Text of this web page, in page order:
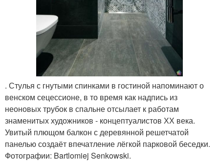
. Стулья с гнутыми спинками в гостиной напоминают о
венском сецессионе, в то время как надпись из
неоновых трубок в спальне отсылает к работам
знаменитых художников - концептуалистов ХХ века.
Увитый плющом балкон с деревянной решетчатой
панелью создаёт впечатление лёгкой парковой беседки.
Фотографии: Bartlomiej Senkowski.